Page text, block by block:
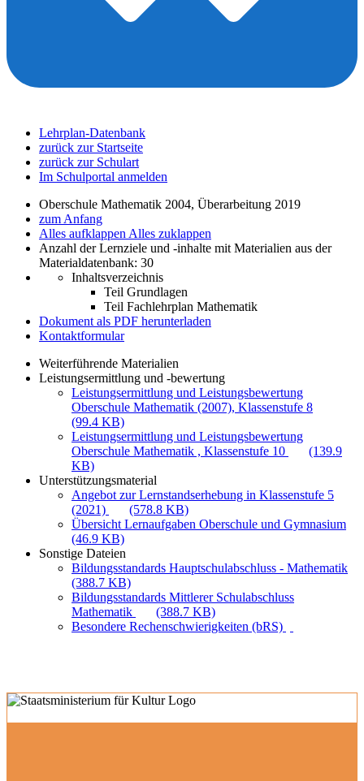
Lehrplan-Datenbank
zurück zur Startseite
zurück zur Schulart
Im Schulportal anmelden
Oberschule Mathematik 2004, Überarbeitung 2019
zum Anfang
Alles aufklappen Alles zuklappen
Anzahl der Lernziele und -inhalte mit Materialien aus der
Materialdatenbank: 30
Inhaltsverzeichnis
Teil Grundlagen
Teil Fachlehrplan Mathematik
Dokument als PDF herunterladen
Kontaktformular
Weiterführende Materialien
Leistungsermittlung und -bewertung
Leistungsermittlung und Leistungsbewertung
Oberschule Mathematik (2007), Klassenstufe 8
(99.4 KB)
Leistungsermittlung und Leistungsbewertung
Oberschule Mathematik , Klassenstufe 10
(139.9
KB)
Unterstützungsmaterial
Angebot zur Lernstandserhebung in Klassenstufe 5
(2021)
(578.8 KB)
Übersicht Lernaufgaben Oberschule und Gymnasium
(46.9 KB)
Sonstige Dateien
Bildungsstandards Hauptschulabschluss - Mathematik
(388.7 KB)
Bildungsstandards Mittlerer Schulabschluss
Mathematik
(388.7 KB)
Besondere Rechenschwierigkeiten (bRS)